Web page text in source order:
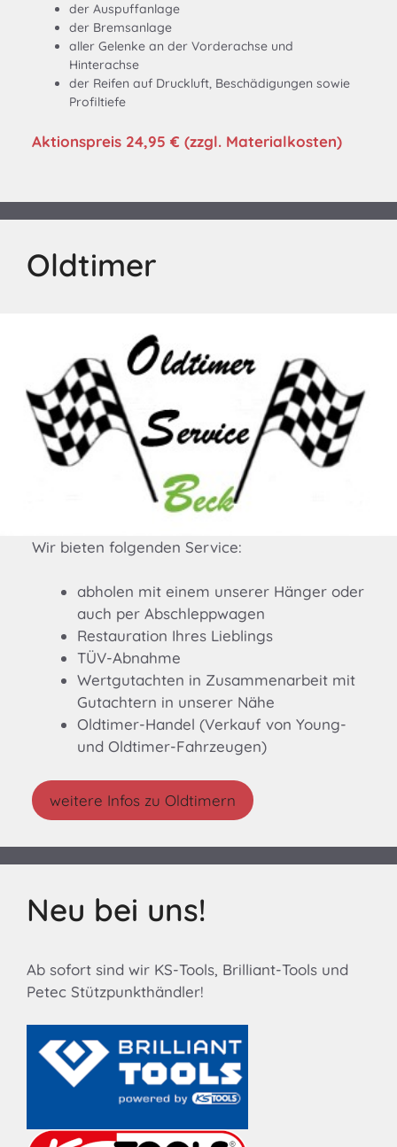
der Auspuffanlage
der Bremsanlage
aller Gelenke an der Vorderachse und
Hinterachse
der Reifen auf Druckluft, Beschädigungen sowie
Profiltiefe
Aktionspreis 24,95 € (zzgl. Materialkosten)
Oldtimer
Wir bieten folgenden Service:
abholen mit einem unserer Hänger oder
auch per Abschleppwagen
Restauration Ihres Lieblings
TÜV-Abnahme
Wertgutachten in Zusammenarbeit mit
Gutachtern in unserer Nähe
Oldtimer-Handel (Verkauf von Young-
und Oldtimer-Fahrzeugen)
weitere Infos zu Oldtimern
Neu bei uns!
Ab sofort sind wir KS-Tools, Brilliant-Tools und
Petec Stützpunkthändler!